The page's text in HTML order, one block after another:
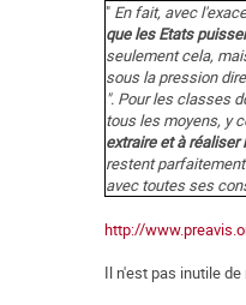
" En fait, avec
que les Etats
seulement cela,
sous la pression
". Pour les classes
tous les moyens, y
extraire et à réaliser
restent
avec toutes ses
http://
Il n'est pas inutile